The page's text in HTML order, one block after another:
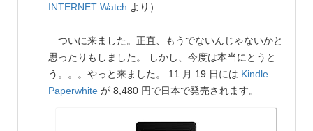
INTERNET Watch より）
ついに来ました。正直、もうでないんじゃないかと
思ったりもしました。 しかし、今度は本当にとうと
う。。。やっと来ました。 11 月 19 日には Kindle
Paperwhite が 8,480 円で日本で発売されます。